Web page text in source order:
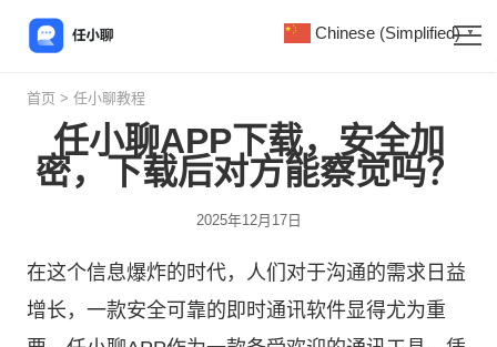
首页 > 任小聊教程
任小聊APP下载，安全加
密，下载后对方能察觉吗？
2025年12月17日
在这个信息爆炸的时代，人们对于沟通的需求日益
增长，一款安全可靠的即时通讯软件显得尤为重
Chinese (Simplified) ▼